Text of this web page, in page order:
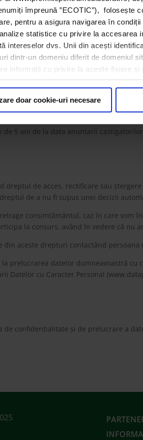
împreună ”ECOTIC”), folosește
pentru a asigura navigarea în
statistice cu privire la accesarea
intereselor dvs. Unii din acești
dintr-un domeniu diferit de domeniul
informații cu privire la aceste fișiere
doar cookie-uri necesare
prezentul formular nu fac obiectul
cum prelucram datele dvs. pentru acest
cu caracter personal
către alte entitati, țări terțe sau
datele dvs. colectate prin acest
de 5 ani de la data anuntarii
dreptul de acces, rectificare sau
de a nu fi supus unei decizii
consimțământul, caz în care
la consurs, având în vedere că nu
din aceste drepturi contactând
la prelucrarea datelor dumneavoastră
Datelor cu Caracter Personal
de confidențialitate și de prelucrare a